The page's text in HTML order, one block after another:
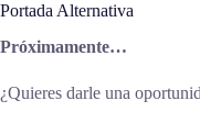
Portada Alternativa
Próximamente…
¿Quieres darle una